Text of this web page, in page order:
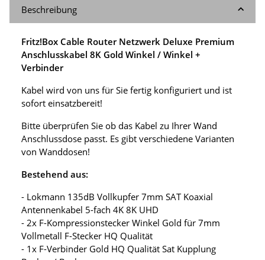
Beschreibung
Fritz!Box Cable Router Netzwerk Deluxe Premium
Anschlusskabel 8K Gold Winkel / Winkel +
Verbinder
Kabel wird von uns für Sie fertig konfiguriert und ist
sofort einsatzbereit!
Bitte überprüfen Sie ob das Kabel zu Ihrer Wand
Anschlussdose passt. Es gibt verschiedene Varianten
von Wanddosen!
Bestehend aus:
- Lokmann 135dB Vollkupfer 7mm SAT Koaxial
Antennenkabel 5-fach 4K 8K UHD
- 2x F-Kompressionstecker Winkel Gold für 7mm
Vollmetall F-Stecker HQ Qualität
- 1x F-Verbinder Gold HQ Qualität Sat Kupplung